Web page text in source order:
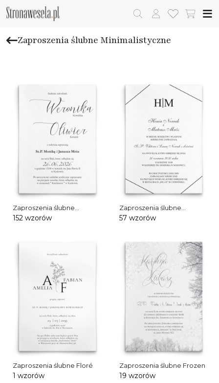
Zaproszenia ślubne Minimalistyczne
Zaproszenia ślubne
Minimalistyczne
152 wzorów
Zaproszenia ślubne
Elegance
57 wzorów
Zaproszenia ślubne Floré
1 wzorów
Zaproszenia ślubne Frozen
19 wzorów